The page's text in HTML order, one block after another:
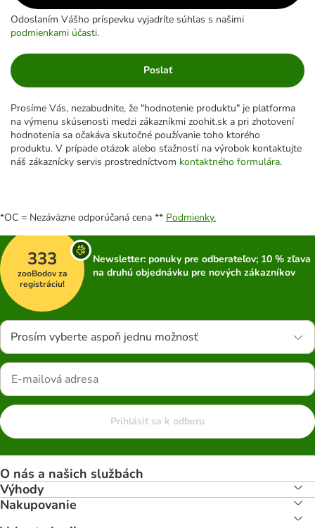
Odoslaním Vášho príspevku vyjadríte súhlas s našimi
podmienkami účasti.
Poslať
Prosíme Vás, nezabudnite, že "hodnotenie produktu" je platforma
na výmenu skúsenosti medzi zákazníkmi zoohit.sk a pri zhotovení
hodnotenia sa očakáva skutočné používanie toho ktorého
produktu. V prípade otázok alebo sťažností na výrobok kontaktujte
náš zákaznícky servis prostredníctvom kontaktného formulára.
*OC = Nezáväzne odporúčaná cena ** Podmienky.
333
zooBodov za
registráciu!
Newsletter: ponuky pre odberateľov; 10 % zľava
na druhú objednávku pre nových zákazníkov
Prosím vyberte aspoň jednu možnosť
Prihlásiť sa k odberu
O nás a našich službách
Výhody
Nakupovanie